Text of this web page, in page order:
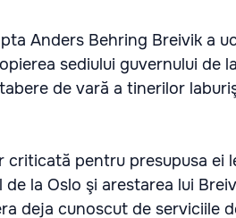
Anders Behring Breivik a
sediului guvernului de
de vară a tinerilor
criticată pentru presupusa ei
la Oslo şi arestarea lui
deja cunoscut de serviciile